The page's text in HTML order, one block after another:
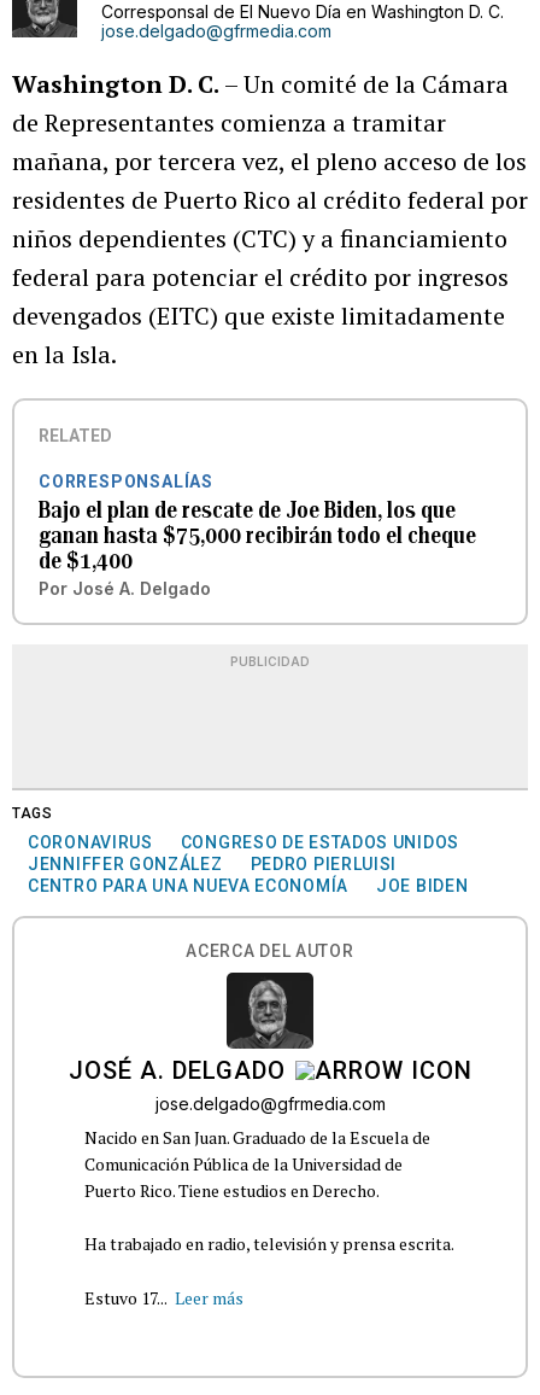
Corresponsal de El Nuevo Día en Washington D. C.
jose.delgado@gfrmedia.com
Washington D. C. – Un comité de la Cámara
de Representantes comienza a tramitar
mañana, por tercera vez, el pleno acceso de los
residentes de Puerto Rico al crédito federal por
niños dependientes (CTC) y a financiamiento
federal para potenciar el crédito por ingresos
devengados (EITC) que existe limitadamente
en la Isla.
RELATED
CORRESPONSALÍAS
Bajo el plan de rescate de Joe Biden, los que
ganan hasta $75,000 recibirán todo el cheque
de $1,400
Por José A. Delgado
PUBLICIDAD
TAGS
CORONAVIRUS
CONGRESO DE ESTADOS UNIDOS
JENNIFFER GONZÁLEZ
PEDRO PIERLUISI
CENTRO PARA UNA NUEVA ECONOMÍA
JOE BIDEN
ACERCA DEL AUTOR
JOSÉ A. DELGADO
jose.delgado@gfrmedia.com
Nacido en San Juan. Graduado de la Escuela de
Comunicación Pública de la Universidad de
Puerto Rico. Tiene estudios en Derecho.
Ha trabajado en radio, televisión y prensa escrita.
Estuvo 17... Leer más